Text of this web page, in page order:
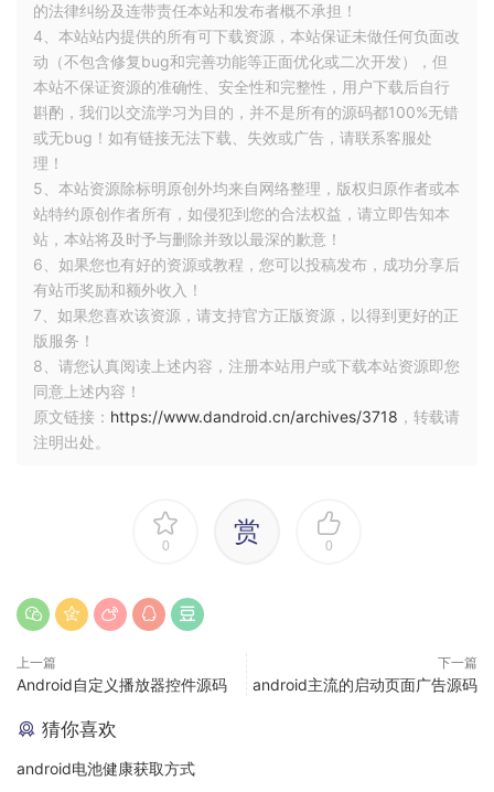
如果在MyApplication工程中Module使用相同的名称将会出现
错误。为了从一个library工程导入一个修改的Module,我们可以
给它一个版本号在Module名称设置框。
修改依赖。
的法律纠纷及连带责任本站和发布者概不承担！
4、本站站内提供的所有可下载资源，本站保证未做任何负面改
动（不包含修复bug和完善功能等正面优化或二次开发），但
本站不保证资源的准确性、安全性和完整性，用户下载后自行
斟酌，我们以交流学习为目的，并不是所有的源码都100%无错
或无bug！如有链接无法下载、失效或广告，请联系客服处
理！
5、本站资源除标明原创外均来自网络整理，版权归原作者或本
站特约原创作者所有，如侵犯到您的合法权益，请立即告知本
站，本站将及时予与删除并致以最深的歉意！
6、如果您也有好的资源或教程，您可以投稿发布，成功分享后
有站币奖励和额外收入！
7、如果您喜欢该资源，请支持官方正版资源，以得到更好的正
版服务！
8、请您认真阅读上述内容，注册本站用户或下载本站资源即您
同意上述内容！
原文链接： https://www.dandroid.cn/archives/3718 ，转载请
注明出处。
0 赏 0
上一篇
Android自定义播放器控件源码
下一篇
android主流的启动页面广告源码
猜你喜欢
android电池健康获取方式